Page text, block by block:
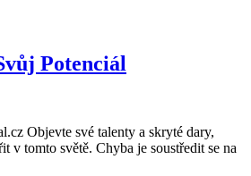
Potenciál
Objevte své talenty a skryté dary,
v tomto světě. Chyba je soustředit se na